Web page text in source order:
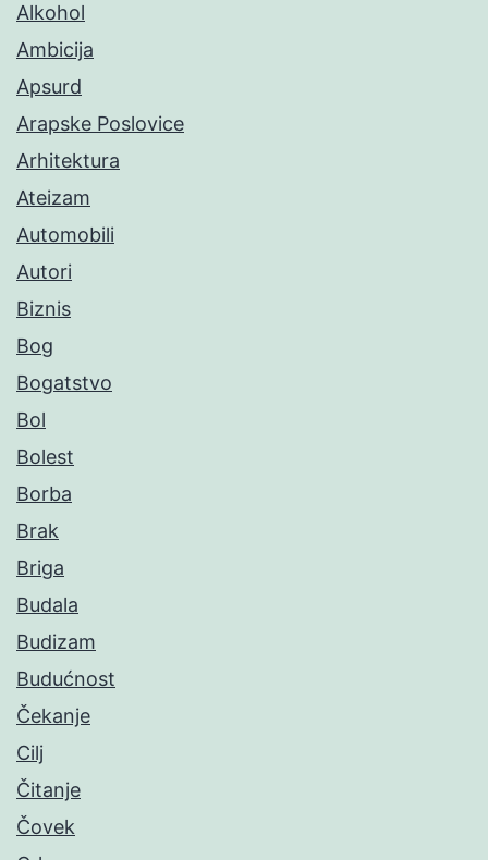
Alkohol
Ambicija
Apsurd
Arapske Poslovice
Arhitektura
Ateizam
Automobili
Autori
Biznis
Bog
Bogatstvo
Bol
Bolest
Borba
Brak
Briga
Budala
Budizam
Budućnost
Čekanje
Cilj
Čitanje
Čovek